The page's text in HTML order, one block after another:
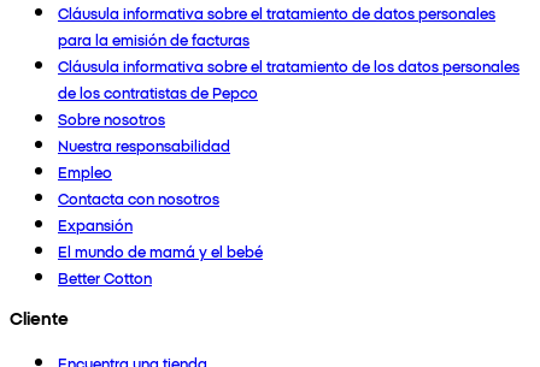
Cláusula informativa sobre el tratamiento de datos personales
para la emisión de facturas
Cláusula informativa sobre el tratamiento de los datos personales
de los contratistas de Pepco
Sobre nosotros
Nuestra responsabilidad
Empleo
Contacta con nosotros
Expansión
El mundo de mamá y el bebé
Better Cotton
Cliente
Encuentra una tienda